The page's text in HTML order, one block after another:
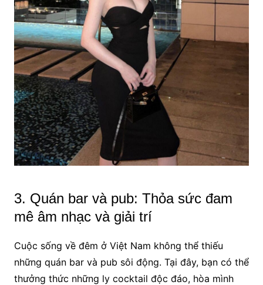
3. Quán bar và pub: Thỏa sức đam
mê âm nhạc và giải trí
Cuộc sống về đêm ở Việt Nam không thể thiếu
những quán bar và pub sôi động. Tại đây, bạn có thể
thưởng thức những ly cocktail độc đáo, hòa mình